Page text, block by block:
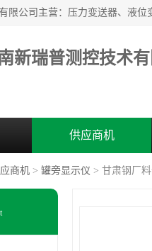
新瑞普测控技术有
供应商机
商机 > 罐旁显示仪 > 甘肃钢厂